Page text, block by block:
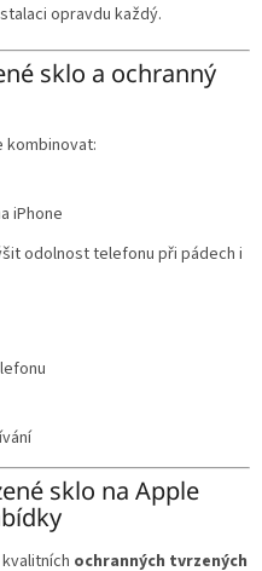
opravdu každý.
sklo a ochranný
kombinovat:
iPhone
odolnost telefonu při pádech i
sklo na Apple
ochranných tvrzených